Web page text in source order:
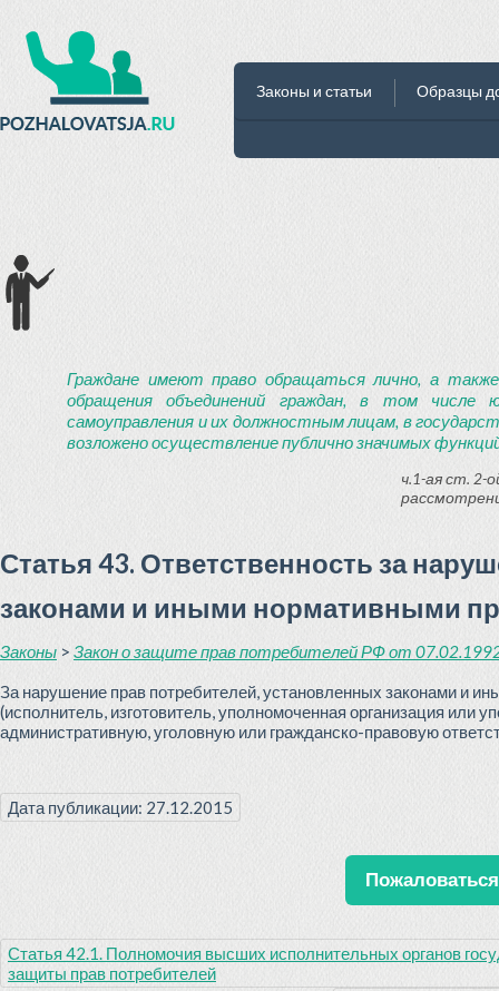
Законы и статьи Образцы
Граждане имеют право обращаться лично, а
обращения объединений граждан, в том числе
самоуправления и их должностным лицам, в
возложено осуществление публично значимых
ч.1-ая ст. 2-
Статья 43. Ответственность за
законами и иными нормативными
Законы > Закон о защите прав потребителей РФ от
За нарушение прав потребителей, установленных законами и
(исполнитель, изготовитель, уполномоченная организация
административную, уголовную или гражданско-правовую
Дата публикации: 27.12.2015
Статья 42.1. Полномочия высших исполнительных органов
защиты прав потребителей